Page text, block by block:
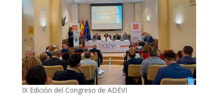
IX Edición del Congreso de ADEVI